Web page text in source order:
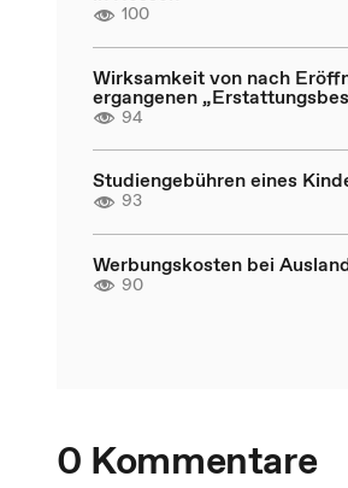
100
Wirksamkeit von nach
ergangenen
94
Studiengebühren eines
93
Werbungskosten bei
90
0 Kommentare